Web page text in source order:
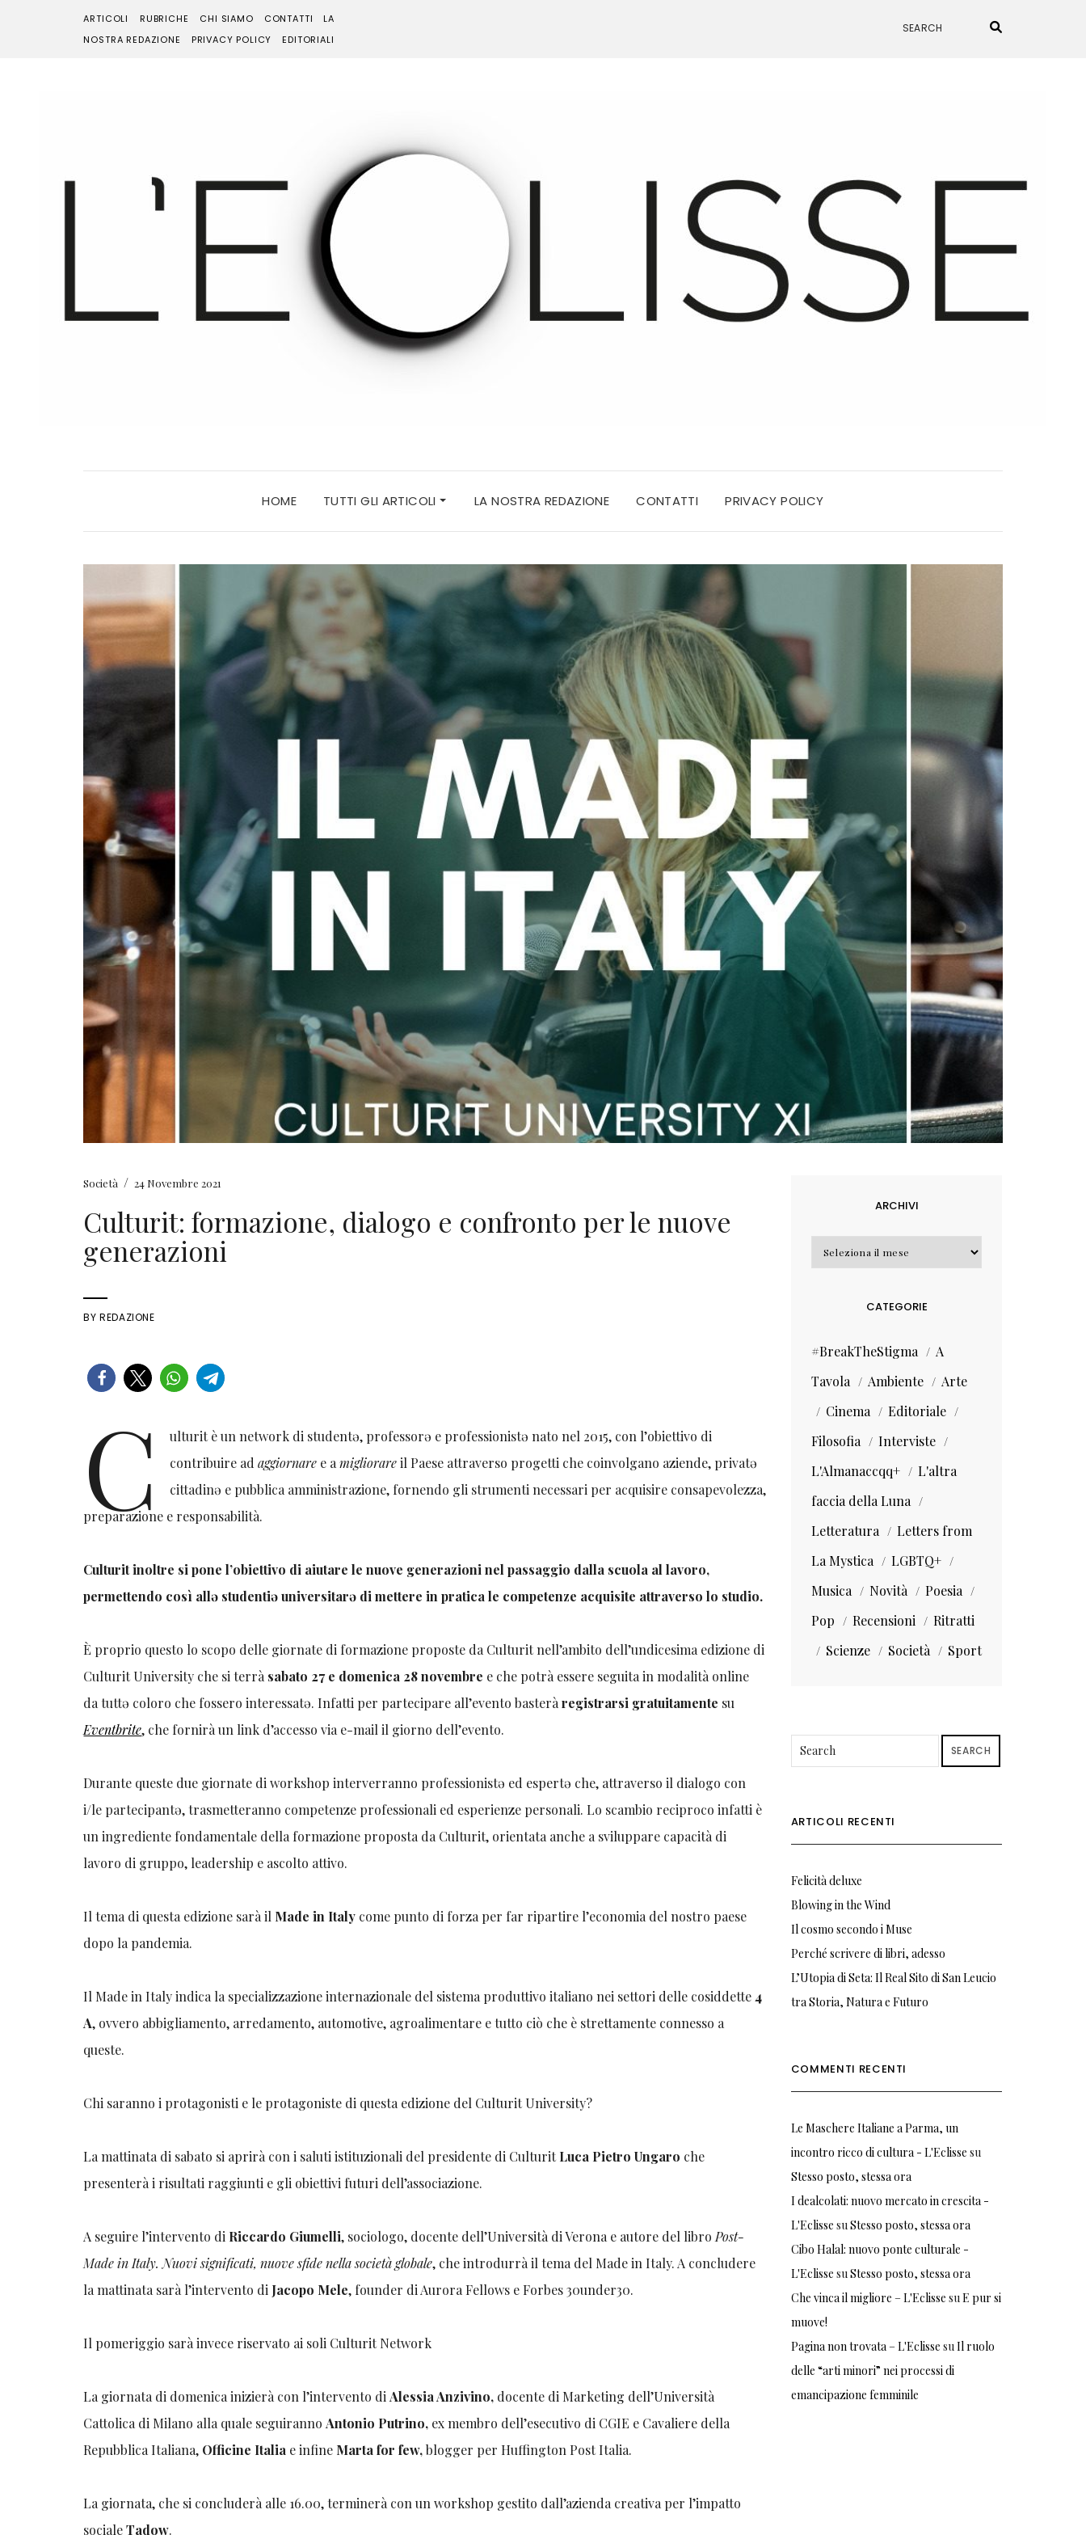
ARTICOLI RUBRICHE CHI SIAMO CONTATTI
LA
NOSTRA REDAZIONE
PRIVACY POLICY EDITORIALI
HOME TUTTI GLI ARTICOLI LA NOSTRA REDAZIONE CONTATTI PRIVACY POLICY
Società / 24 Novembre 2021
Culturit: formazione, dialogo e confronto per le nuove
generazioni
BYREDAZIONE
C
ulturit è un network di studentə, professorə e professionistə nato nel 2015, con l’obiettivo di
contribuire ad aggiornaree a migliorareil Paese attraverso progetti che coinvolgano aziende, privatə
cittadinə e pubblica amministrazione, fornendo gli strumenti necessari per acquisire consapevolezza,
preparazione e responsabilità.
Culturit inoltre si pone l’obiettivo di aiutare le nuove generazioni nel passaggio dalla scuola al lavoro,
permettendo così allə studentiə universitarə di mettere in pratica le competenze acquisite attraverso lo studio.
È proprio questo lo scopo delle giornate di formazione proposte da Culturit nell’ambito dell’undicesima edizione di
Culturit University che si terrà sabato 27 e domenica 28 novembre e che potrà essere seguita in modalità online
da tuttə coloro che fossero interessatə. Infatti per partecipare all’evento basteràregistrarsi gratuitamente su
Eventbrite, che fornirà un link d’accesso via e-mail il giorno dell’evento.
Durante queste due giornate di workshop interverranno professionistə ed espertə che, attraverso il dialogo con
i/le partecipantə, trasmetteranno competenze professionali ed esperienze personali. Lo scambio reciproco infatti è
un ingrediente fondamentale della formazione proposta da Culturit, orientata anche a sviluppare capacità di
lavoro di gruppo, leadership e ascolto attivo.
Il tema di questa edizione sarà il Made in Italy come punto di forza per far ripartire l’economia del nostro paese
dopo la pandemia.
Il Made in Italy indica la specializzazione internazionale del sistema produttivo italiano nei settori delle cosiddette 4
A, ovvero abbigliamento, arredamento, automotive, agroalimentare e tutto ciò che è strettamente connesso a
queste.
Chi saranno i protagonisti e le protagoniste di questa edizione del Culturit University?
La mattinata di sabato si aprirà con i saluti istituzionali del presidente di CulturitLuca Pietro Ungaro che
presenterà i risultati raggiunti e gli obiettivi futuri dell’associazione.
A seguire l’intervento di Riccardo Giumelli, sociologo, docente dell’Università di Verona e autore del libro Post-
Made in Italy. Nuovi significati, nuove sfide nella società globale, che introdurrà il tema del Made in Italy. A concludere
la mattinata sarà l’intervento di Jacopo Mele, founder di Aurora Fellows e Forbes 30under30.
Il pomeriggio sarà invece riservato ai soli Culturit Network
La giornata di domenica inizierà con l’intervento diAlessia Anzivino, docente di Marketing dell’Università
Cattolica di Milano alla quale seguirannoAntonio Putrino, ex membro dell’esecutivo di CGIE e Cavaliere della
Repubblica Italiana, Officine Italia e infine Marta for few,blogger per Huffington Post Italia.
La giornata, che si concluderà alle 16.00, terminerà con un workshop gestito dall’azienda creativa per l’impatto
socialeTadow.
ARCHIVI
Archivi
CATEGORIE
#BreakTheStigma
A
Tavola
Ambiente
Arte
Cinema
Editoriale
Filosofia
Interviste
L'Almanaccqq+
L'altra
faccia della Luna
Letteratura
Letters from
La Mystica
LGBTQ+
Musica
Novità
Poesia
Pop
Recensioni
Ritratti
Scienze
Società Sport
SEARCH
ARTICOLI RECENTI
Felicità deluxe
Blowing in the Wind
Il cosmo secondo i Muse
Perché scrivere di libri, adesso
L’Utopia di Seta: Il Real Sito di San Leucio
tra Storia, Natura e Futuro
COMMENTI RECENTI
Le Maschere Italiane a Parma, un
incontro ricco di cultura - L'Eclisse su
Stesso posto, stessa ora
I dealcolati: nuovo mercato in crescita -
L'Eclisse suStesso posto, stessa ora
Cibo Halal: nuovo ponte culturale -
L'Eclisse suStesso posto, stessa ora
Che vinca il migliore – L'Eclisse suE pur si
muove!
Pagina non trovata – L'Eclisse suIl ruolo
delle “arti minori” nei processi di
emancipazione femminile